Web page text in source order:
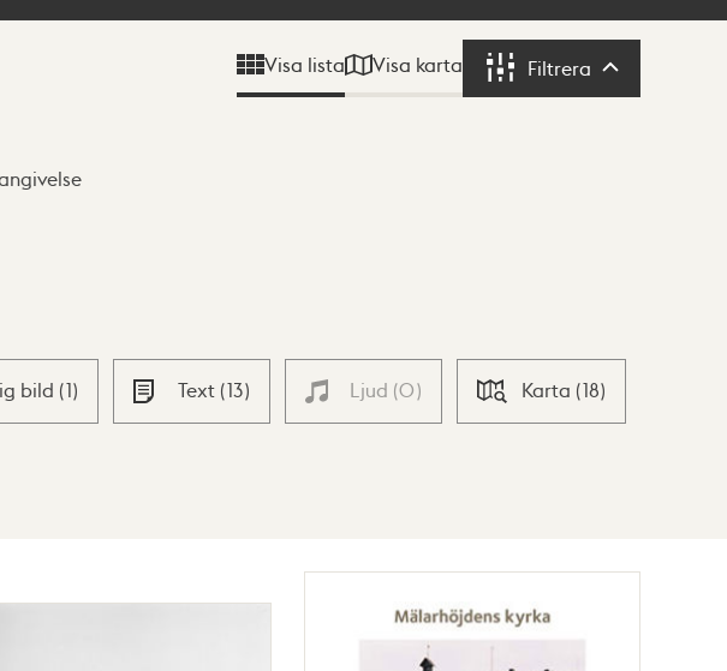
Visa lista Visa karta Filtrera Filtrera
bild (1) Text (13) Ljud (0) Karta (18)